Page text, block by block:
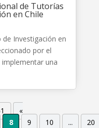
de Tutorías
en Chile
de Investigación en
por el
una
«
8 9 10 ...
20